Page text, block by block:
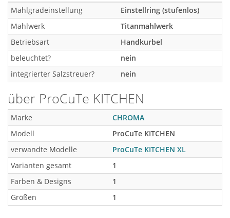
Mahlgradeinstellung
Einstellring (stufenlos)
Mahlwerk
Titanmahlwerk
Betriebsart
Handkurbel
beleuchtet?
nein
integrierter Salzstreuer?
nein
über ProCuTe KITCHEN
Marke
CHROMA
Modell
ProCuTe KITCHEN
verwandte Modelle
ProCuTe KITCHEN XL
Varianten gesamt
1
Farben & Designs
1
Größen
1